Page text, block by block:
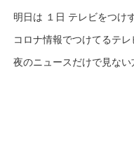
明日は １日 テレビをつけ
コロナ情報でつけてるテレ
夜のニュースだけで見な